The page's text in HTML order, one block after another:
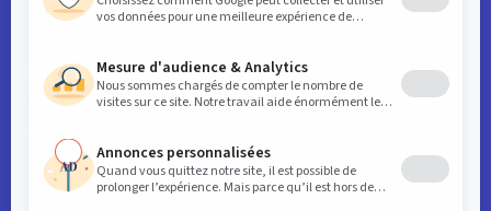
Espaces affaires
Données clés du centre-ville
Avantages Membres
Assemblées générales